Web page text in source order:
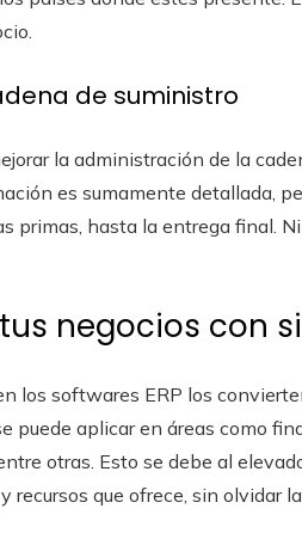
de suministro
la administración de la
es sumamente detallada,
primas, hasta la entrega final.
negocios con
los softwares ERP los
puede aplicar en áreas como
otras. Esto se debe al
recursos que ofrece, sin olvidar